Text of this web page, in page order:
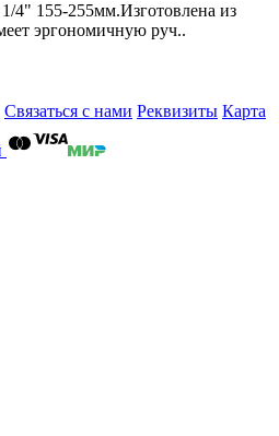
4" 155-255мм.Изготовлена из
эргономичную руч..
Связаться с нами Реквизиты Карта